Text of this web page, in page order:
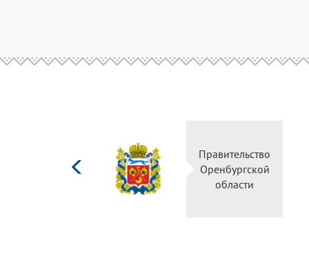
Министерство
культуры
Российской
федерации